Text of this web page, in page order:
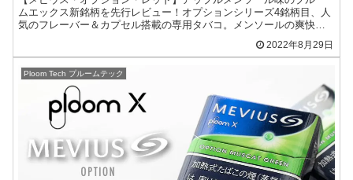
ムエックス新銘柄を先行レビュー！オプションシリーズ4銘柄目、人
気のフレーバー＆カプセル搭載の専用タバコ。メンソールの爽快
感、鮮やかに拡がる甘いアップルフレーバーの味わいが特長。
2022年8月29日
Ploom Tech プルームテック